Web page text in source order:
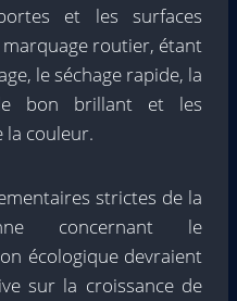
et les surfaces
routier, étant
le séchage rapide, la
bon brillant et les
couleur.
strictes de la
concernant le
écologique devraient
sur la croissance de